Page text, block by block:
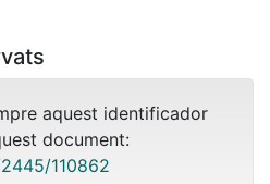
aquest identificador
document:
110862